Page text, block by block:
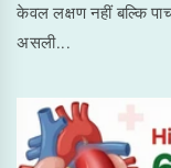
केवल लक्षण नहीं बल्कि
असली...